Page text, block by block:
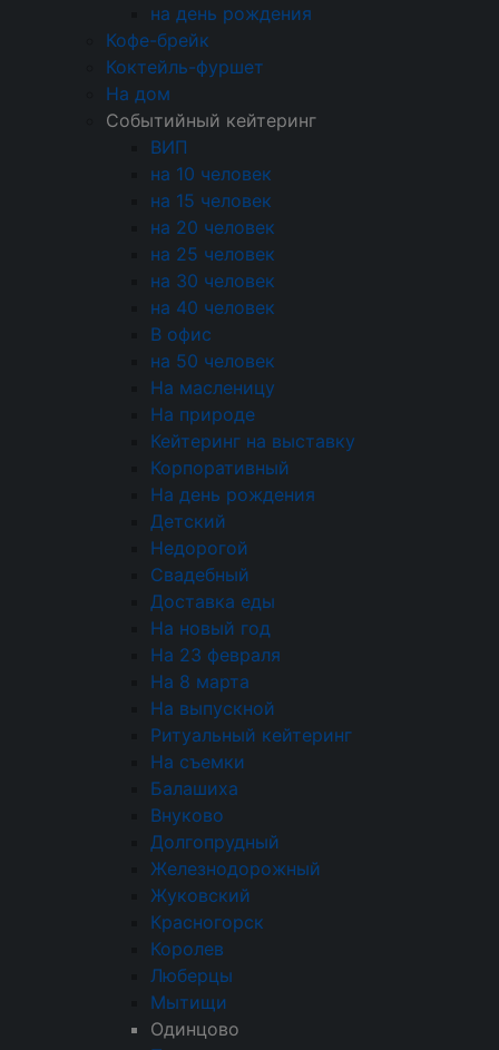
на день рождения
Кофе-брейк
Коктейль-фуршет
На дом
Событийный кейтеринг
ВИП
на 10 человек
на 15 человек
на 20 человек
на 25 человек
на 30 человек
на 40 человек
В офис
на 50 человек
На масленицу
На природе
Кейтеринг на выставку
Корпоративный
На день рождения
Детский
Недорогой
Свадебный
Доставка еды
На новый год
На 23 февраля
На 8 марта
На выпускной
Ритуальный кейтеринг
На съемки
Балашиха
Внуково
Долгопрудный
Железнодорожный
Жуковский
Красногорск
Королев
Люберцы
Мытищи
Одинцово
шатров до банкетных залов. Это гарантирует
безупречную реализацию вашей идеи.
CATERING INCITY предлагает не просто услуги,
а эксклюзивное партнерство. Вы получаете
единого ответственного подрядчика с полным
циклом услуг: от разработки меню и
согласования концепции до сервировки,
обслуживания и уборки. Это создает
неповторимую атмосферу и освобождает вас
от организационной рутины, превращая в
гостя на собственном мероприятии.
Фундаментом нашего сотрудничества является
абсолютная надежность и индивидуальный
подход. Мы создаем уникальную концепцию
для каждого праздника, учитывая ваше
видение и бюджет. Отлаженные процессы,
собственный штат и контроль качества на всех
этапах обеспечивают предсказуемо высокий
результат. Выбирая нас, вы инвестируете в
спокойствие, оставляя лишь приятные
впечатления от события.
картой или наличными
За покупки начисляем бонусы
по Москве и области
Самовывоз — бесплатно